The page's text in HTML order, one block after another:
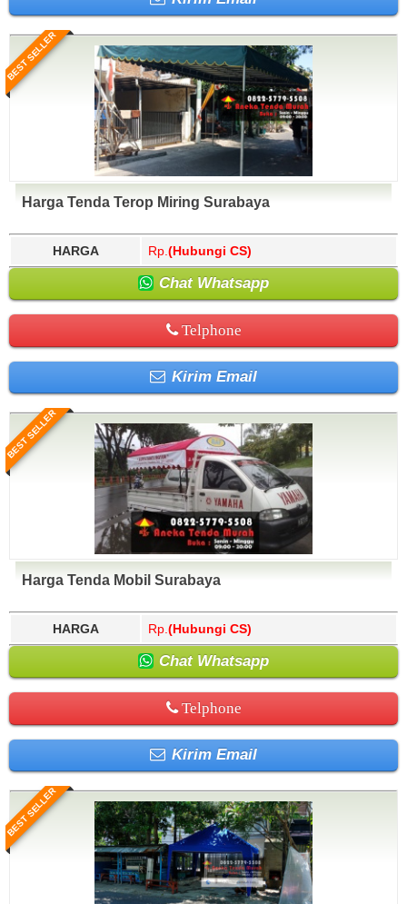
BEST SELLER
Harga Tenda Terop Miring Surabaya
HARGA Rp. (Hubungi CS)
Chat Whatsapp
Telphone
Kirim Email
BEST SELLER
Harga Tenda Mobil Surabaya
HARGA Rp. (Hubungi CS)
Chat Whatsapp
Telphone
Kirim Email
BEST SELLER